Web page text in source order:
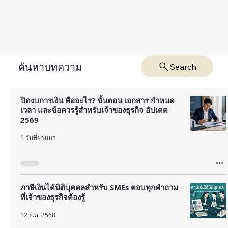
ค้นหาบทความ Search
ปิดงบการเงิน คืออะไร? ขั้นตอน เอกสาร กำหนด
เวลา และข้อควรรู้สำหรับเจ้าของธุรกิจ อัปเดต
2569
1 วันที่ผ่านมา
ภาษีเงินได้นิติบุคคลสำหรับ SMEs ตอบทุกคำถาม
ที่เจ้าของธุรกิจต้องรู้
12 ธ.ค. 2568